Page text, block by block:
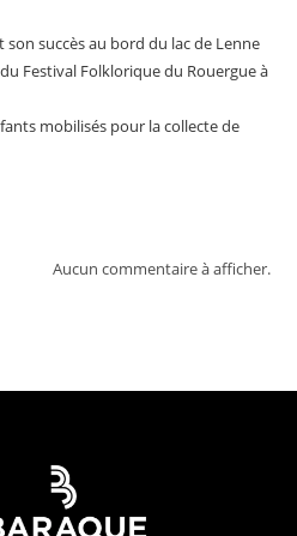
succès au bord du lac de Lenne
Festival Folklorique du Rouergue à
mobilisés pour la collecte de
Aucun commentaire à afficher.